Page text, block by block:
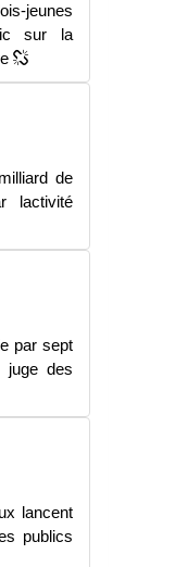
jeunes
sur la
de
par sept
juge des
lancent
publics